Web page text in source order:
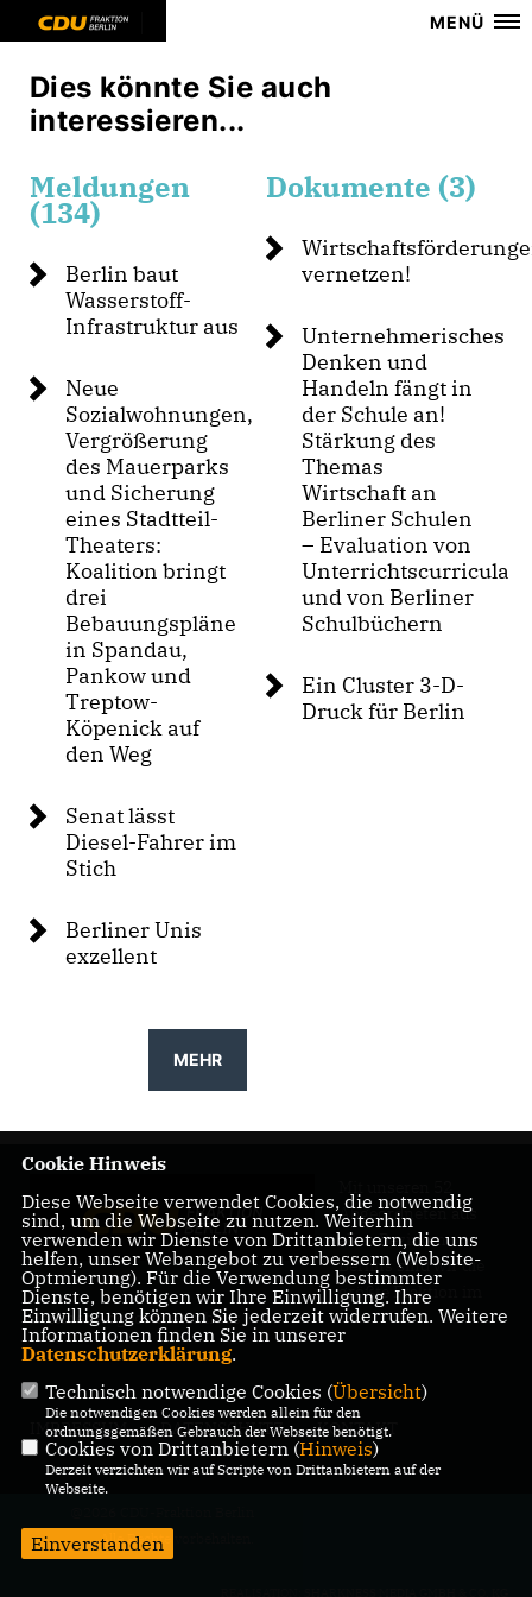
MENÜ
Dies könnte Sie auch
interessieren...
Meldungen
(134)
Berlin baut
Wasserstoff-
Infrastruktur aus
Neue
Sozialwohnungen,
Vergrößerung
des Mauerparks
und Sicherung
eines Stadtteil-
Theaters:
Koalition bringt
drei
Bebauungspläne
in Spandau,
Pankow und
Treptow-
Köpenick auf
den Weg
Senat lässt
Diesel-Fahrer im
Stich
Berliner Unis
exzellent
MEHR
Dokumente (3)
vernetzen!
Unternehmerisches
Denken und
Handeln fängt in
der Schule an!
Stärkung des
Themas
Wirtschaft an
Berliner Schulen
– Evaluation von
Unterrichtscurricula
und von Berliner
Schulbüchern
Ein Cluster 3-D-
Druck für Berlin
Abgeordneten aus
allen Bezirken
Berlins sind wir die
größte Fraktion im
Berliner Abgeordnetenhaus.
IMPRESSUM DATENSCHUTZ KONTAKT
Alle Rechte vorbehalten.
Cookie Hinweis
Diese Webseite verwendet Cookies, die notwendig
sind, um die Webseite zu nutzen. Weiterhin
verwenden wir Dienste von Drittanbietern, die uns
helfen, unser Webangebot zu verbessern (Website-
Optmierung). Für die Verwendung bestimmter
Dienste, benötigen wir Ihre Einwilligung. Ihre
Einwilligung können Sie jederzeit widerrufen. Weitere
Informationen finden Sie in unserer
Datenschutzerklärung.
Technisch notwendige Cookies (Übersicht)
Die notwendigen Cookies werden allein für den
ordnungsgemäßen Gebrauch der Webseite benötigt.
Cookies von Drittanbietern (Hinweis)
Derzeit verzichten wir auf Scripte von Drittanbietern auf der
Webseite.
Einverstanden